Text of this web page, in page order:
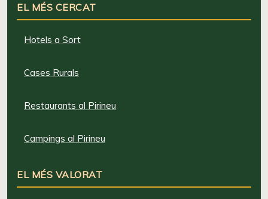
EL MÉS CERCAT
Hotels a Sort
Cases Rurals
Restaurants al Pirineu
Campings al Pirineu
EL MÉS VALORAT